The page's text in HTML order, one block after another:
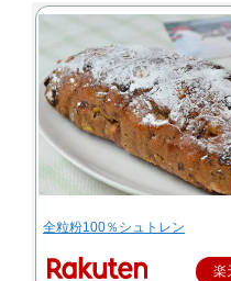
全粒粉100％シュトレン
楽